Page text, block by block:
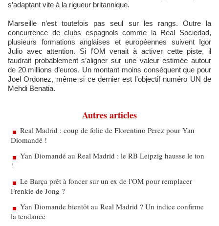
s’adaptant vite à la rigueur britannique.
Marseille n’est toutefois pas seul sur les rangs. Outre la
concurrence de clubs espagnols comme la Real Sociedad,
plusieurs formations anglaises et européennes suivent Igor
Julio avec attention. Si l’OM venait à activer cette piste, il
faudrait probablement s’aligner sur une valeur estimée autour
de 20 millions d’euros. Un montant moins conséquent que pour
Joel Ordonez, même si ce dernier est l'objectif numéro UN de
Mehdi Benatia.
Autres articles
Real Madrid : coup de folie de Florentino Perez pour Yan
Diomandé !
Yan Diomandé au Real Madrid : le RB Leipzig hausse le ton
!
Le Barça prêt à foncer sur un ex de l'OM pour remplacer
Frenkie de Jong ?
Yan Diomande bientôt au Real Madrid ? Un indice confirme
la tendance